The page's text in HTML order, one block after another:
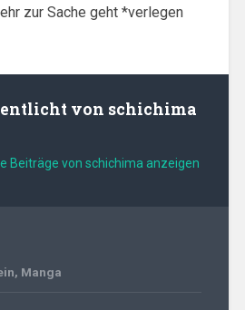
zur Sache geht *verlegen
von schichima
Beiträge von schichima anzeigen
, Manga